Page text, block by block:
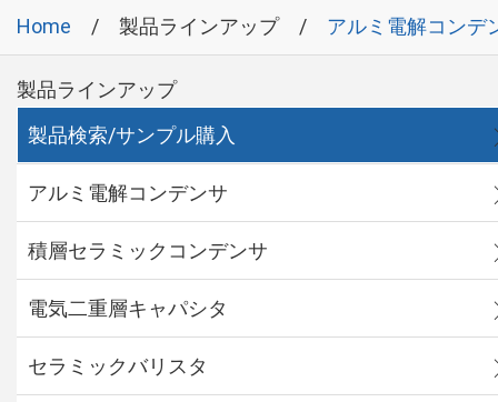
Home 製品ラインアップ アルミ電解コンデ
製品ラインアップ
製品検索/サンプル購入
アルミ電解コンデンサ
積層セラミックコンデンサ
電気二重層キャパシタ
セラミックバリスタ